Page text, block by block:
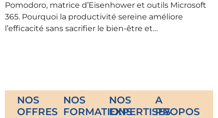
Pomodoro, matrice d’Eisenhower et outils Microsoft
365. Pourquoi la productivité sereine améliore
l’efficacité sans sacrifier le bien-être et…
NOS
OFFRES
NOS
FORMATIONS
NOS
EXPERTISES
A
PROPOS